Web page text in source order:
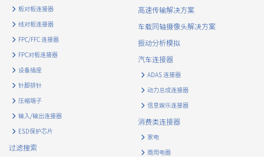
IMSA-13065B-08Y917
High heat-resistant
板对板连接器
线对板连接器
FPC/FFC 连接器
FPC对板连接器
设备插座
针脚排针
压缩端子
输入/输出连接器
ESD保护芯片
过滤搜索
高速传输解决方案
车载同轴摄像头解决方案
振动分析模拟
汽车连接器
ADAS 连接器
动力总成连接器
信息娱乐连接器
消费类连接器
家电
商用电器